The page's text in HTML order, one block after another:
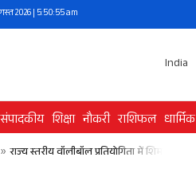
2026 | 5:50:55 am
India
संपादकीय शिक्षा नौकरी राशिफल धार्मिक
» राज्य स्तरीय वॉलीबॉल प्रतियोगिता में शिमला